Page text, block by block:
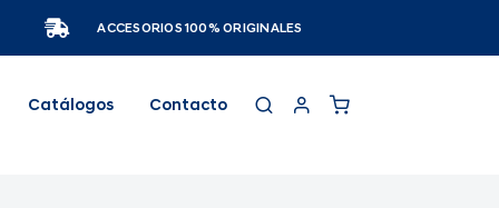
ACCESORIOS 100% ORIGINALES
Catálogos Contacto